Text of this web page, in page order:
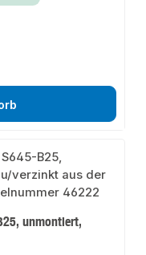
unmontiert,